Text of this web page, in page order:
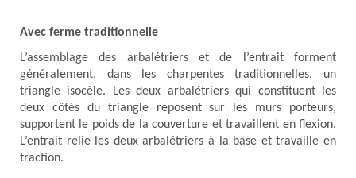
Avec ferme traditionnelle
L’assemblage des arbalétriers et de l’entrait forment
généralement, dans les charpentes traditionnelles, un
triangle isocèle. Les deux arbalétriers qui constituent les
deux côtés du triangle reposent sur les murs porteurs,
supportent le poids de la couverture et travaillent en flexion.
L’entrait relie les deux arbalétriers à la base et travaille en
traction.